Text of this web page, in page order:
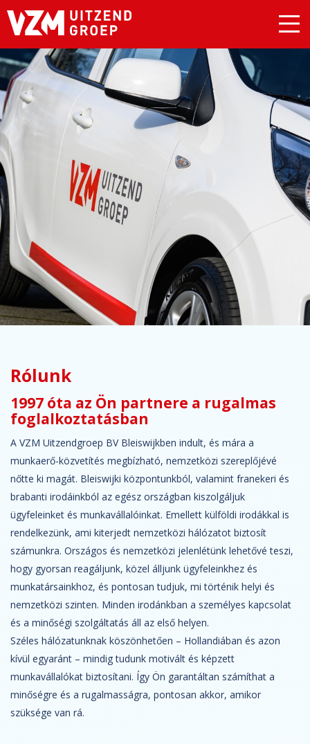
Rólunk
1997 óta az Ön partnere a rugalmas
foglalkoztatásban
A VZM Uitzendgroep BV Bleiswijkben indult, és mára a
munkaerő-közvetítés megbízható, nemzetközi szereplőjévé
nőtte ki magát. Bleiswijki központunkból, valamint franekeri és
brabanti irodáinkból az egész országban kiszolgáljuk
ügyfeleinket és munkavállalóinkat. Emellett külföldi irodákkal is
rendelkezünk, ami kiterjedt nemzetközi hálózatot biztosít
számunkra. Országos és nemzetközi jelenlétünk lehetővé teszi,
hogy gyorsan reagáljunk, közel álljunk ügyfeleinkhez és
munkatársainkhoz, és pontosan tudjuk, mi történik helyi és
nemzetközi szinten. Minden irodánkban a személyes kapcsolat
és a minőségi szolgáltatás áll az első helyen.
Széles hálózatunknak köszönhetően – Hollandiában és azon
kívül egyaránt – mindig tudunk motivált és képzett
munkavállalókat biztosítani. Így Ön garantáltan számíthat a
minőségre és a rugalmasságra, pontosan akkor, amikor
szüksége van rá.